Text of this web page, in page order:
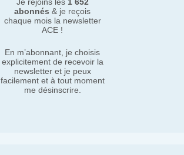
abonnés & je reçois
chaque mois la newsletter
ACE !
En m’abonnant, je choisis
explicitement de recevoir la
newsletter et je peux
facilement et à tout moment
me désinscrire.